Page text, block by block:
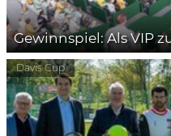
Gewinnspiel: Als VIP
Davis Cup